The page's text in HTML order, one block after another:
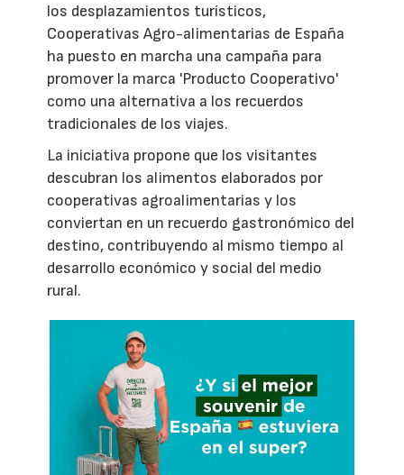
los desplazamientos turísticos,
Cooperativas Agro-alimentarias de España
ha puesto en marcha una campaña para
promover la marca 'Producto Cooperativo'
como una alternativa a los recuerdos
tradicionales de los viajes.
La iniciativa propone que los visitantes
descubran los alimentos elaborados por
cooperativas agroalimentarias y los
conviertan en un recuerdo gastronómico del
destino, contribuyendo al mismo tiempo al
desarrollo económico y social del medio
rural.